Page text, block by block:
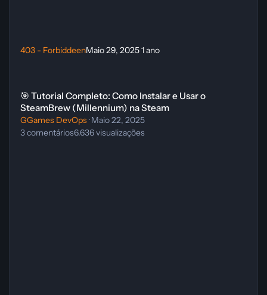
403 - ForbiddeenMaio 29, 20251 ano
🎯 Tutorial Completo: Como Instalar e Usar o
SteamBrew (Millennium) na Steam
GGames DevOps·Maio 22, 2025
3comentários6.636visualizações